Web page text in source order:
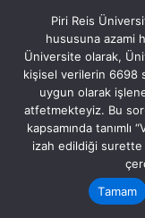
Piri Reis
hususuna azami
Üniversite olarak,
kişisel verilerin 6698
uygun olarak
atfetmekteyiz. Bu
kapsamında tanımlı
izah edildiği surette
Tamam